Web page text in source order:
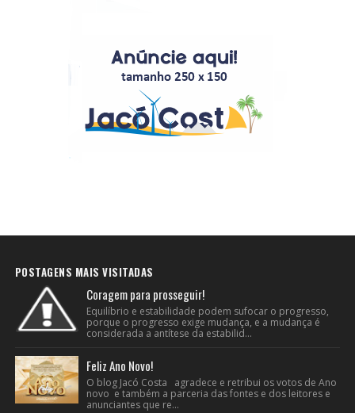
POSTAGENS MAIS VISITADAS
Coragem para prosseguir!
Equilíbrio e estabilidade podem sufocar o progresso,
porque o progresso exige mudança, e a mudança é
considerada a antítese da estabilid...
Feliz Ano Novo!
O blog Jacó Costa agradece e retribui os votos de Ano
novo e também a parceria das fontes e dos leitores e
anunciantes que re...